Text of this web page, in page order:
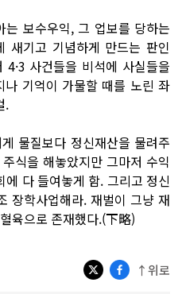
보수우익, 그 업보를 당하는
새기고 기념하게 만드는 판인
사건들을 비석에 사실들을
기억이 가물할 때를 노린 좌
.
물질보다 정신재산을 물려주
식을 해놓았지만 그마저 수익
다 들여놓게 함. 그리고 정신
장학사업해라. 재벌이 그냥 재
육으로 존재했다.(下略)
↑위로